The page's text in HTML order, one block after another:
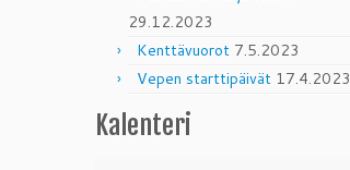
29.12.2023
Kenttävuorot 7.5.2023
Vepen starttipäivät 17.4.2023
Kalenteri